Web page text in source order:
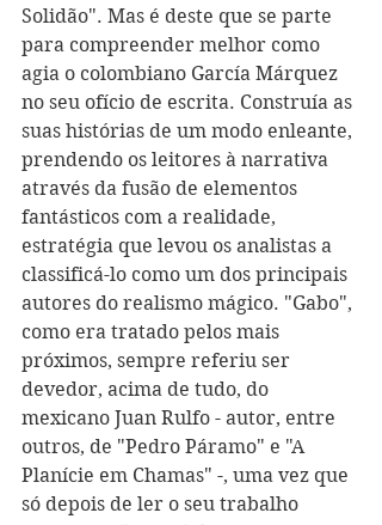
Solidão". Mas é deste que se parte
para compreender melhor como
agia o colombiano García Márquez
no seu ofício de escrita. Construía as
suas histórias de um modo enleante,
prendendo os leitores à narrativa
através da fusão de elementos
fantásticos com a realidade,
estratégia que levou os analistas a
classificá-lo como um dos principais
autores do realismo mágico. "Gabo",
como era tratado pelos mais
próximos, sempre referiu ser
devedor, acima de tudo, do
mexicano Juan Rulfo - autor, entre
outros, de "Pedro Páramo" e "A
Planície em Chamas" -, uma vez que
só depois de ler o seu trabalho